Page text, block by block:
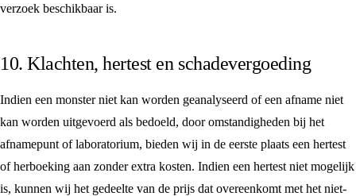
verzoek beschikbaar is.
10. Klachten, hertest en schadevergoeding
Indien een monster niet kan worden geanalyseerd of een afname niet
kan worden uitgevoerd als bedoeld, door omstandigheden bij het
afnamepunt of laboratorium, bieden wij in de eerste plaats een hertest
of herboeking aan zonder extra kosten. Indien een hertest niet mogelijk
is, kunnen wij het gedeelte van de prijs dat overeenkomt met het niet-